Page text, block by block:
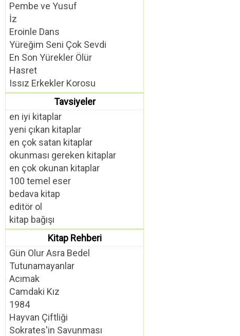
Pembe ve Yusuf
İz
Eroinle Dans
Yüreğim Seni Çok Sevdi
En Son Yürekler Ölür
Hasret
Issız Erkekler Korosu
Tavsiyeler
en iyi kitaplar
yeni çıkan kitaplar
en çok satan kitaplar
okunması gereken kitaplar
en çok okunan kitaplar
100 temel eser
bedava kitap
editör ol
kitap bağışı
Kitap Rehberi
Gün Olur Asra Bedel
Tutunamayanlar
Acımak
Camdaki Kız
1984
Hayvan Çiftliği
Sokrates'in Savunması